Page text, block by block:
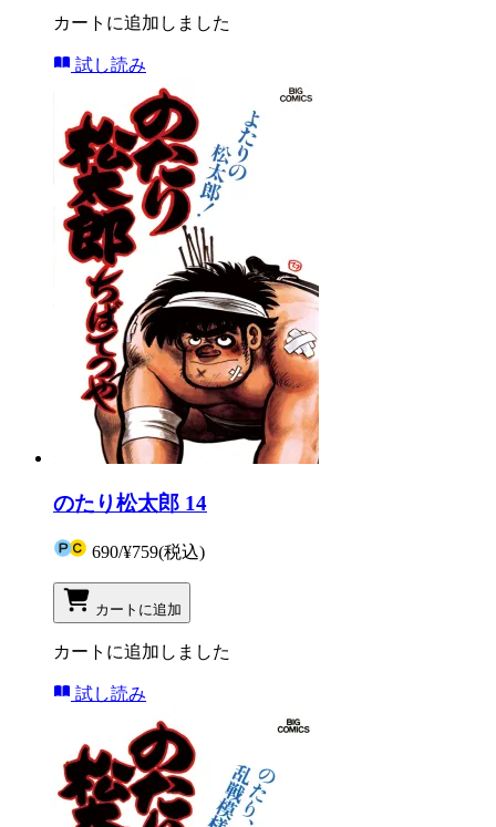
カートに追加しました
試し読み
のたり松太郎 14
690/¥759(税込)
カートに追加
カートに追加しました
試し読み